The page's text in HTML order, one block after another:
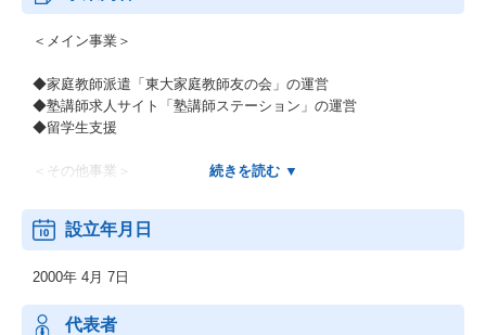
＜メイン事業＞
◆家庭教師派遣「東大家庭教師友の会」の運営
◆塾講師求人サイト「塾講師ステーション」の運営
◆留学生支援
＜その他事業＞
◆私立学校向け大学生派遣事業
◆大手通信会社向け採点業務委託
設立年月日
2000年 4月 7日
代表者